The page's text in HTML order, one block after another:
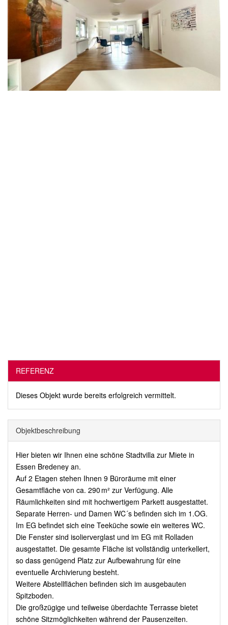
REFERENZ
Dieses Objekt wurde bereits erfolgreich vermittelt.
Objekt­beschreibung
Hier bieten wir Ihnen eine schöne Stadtvilla zur Miete in
Essen Bredeney an.
Auf 2 Etagen stehen Ihnen 9 Büroräume mit einer
Gesamtfläche von ca. 290 m² zur Verfügung. Alle
Räumlichkeiten sind mit hochwertigem Parkett ausgestattet.
Separate Herren- und Damen WC´s befinden sich im 1.OG.
Im EG befindet sich eine Teeküche sowie ein weiteres WC.
Die Fenster sind isolierverglast und im EG mit Rolladen
ausgestattet. Die gesamte Fläche ist vollständig unterkellert,
so dass genügend Platz zur Aufbewahrung für eine
eventuelle Archivierung besteht.
Weitere Abstellflächen befinden sich im ausgebauten
Spitzboden.
Die großzügige und teilweise überdachte Terrasse bietet
schöne Sitzmöglichkeiten während der Pausenzeiten.